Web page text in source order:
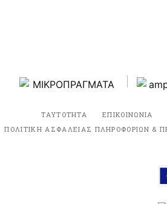
ΤΑΥΤΟΤΗΤΑ ΕΠΙΚΟΙΝΩΝΙΑ
ΠΟΛΙΤΙΚΗ ΑΣΦΑΛΕΙΑΣ ΠΛΗΡΟΦΟΡΙΩΝ &